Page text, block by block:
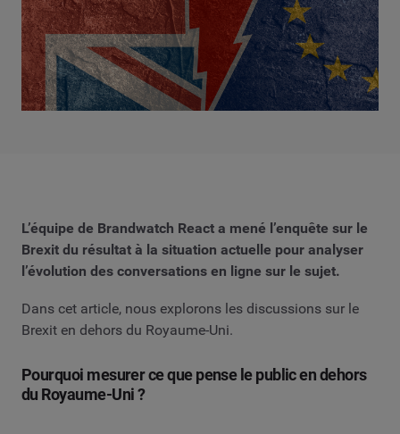
L’équipe de Brandwatch React a mené l’enquête sur le
Brexit du résultat à la situation actuelle pour analyser
l’évolution des conversations en ligne sur le sujet.
Dans cet article, nous explorons les discussions sur le
Brexit en dehors du Royaume-Uni.
Pourquoi mesurer ce que pense le public en dehors
du Royaume-Uni ?